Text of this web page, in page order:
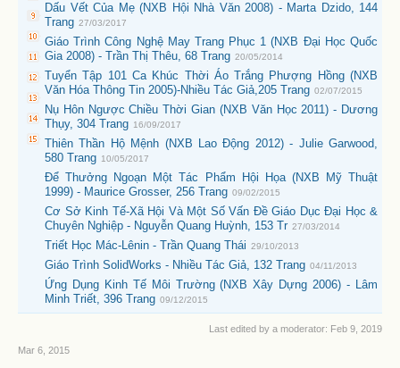
Dấu Vết Của Mẹ (NXB Hội Nhà Văn 2008) - Marta Dzido, 144
Trang 27/03/2017
Giáo Trình Công Nghệ May Trang Phục 1 (NXB Đại Học Quốc
Gia 2008) - Trần Thị Thêu, 68 Trang 20/05/2014
Tuyển Tập 101 Ca Khúc Thời Áo Trắng Phượng Hồng (NXB
Văn Hóa Thông Tin 2005)-Nhiều Tác Giả,205 Trang 02/07/2015
Nụ Hôn Ngược Chiều Thời Gian (NXB Văn Học 2011) - Dương
Thụy, 304 Trang 16/09/2017
Thiên Thần Hộ Mệnh (NXB Lao Động 2012) - Julie Garwood,
580 Trang 10/05/2017
Để Thưởng Ngoạn Một Tác Phẩm Hội Họa (NXB Mỹ Thuật
1999) - Maurice Grosser, 256 Trang 09/02/2015
Cơ Sở Kinh Tế-Xã Hội Và Một Số Vấn Đề Giáo Dục Đại Học &
Chuyên Nghiệp - Nguyễn Quang Huỳnh, 153 Tr 27/03/2014
Triết Học Mác-Lênin - Trần Quang Thái 29/10/2013
Giáo Trình SolidWorks - Nhiều Tác Giả, 132 Trang 04/11/2013
Ứng Dụng Kinh Tế Môi Trường (NXB Xây Dựng 2006) - Lâm
Minh Triết, 396 Trang 09/12/2015
Last edited by a moderator: Feb 9, 2019
Mar 6, 2015